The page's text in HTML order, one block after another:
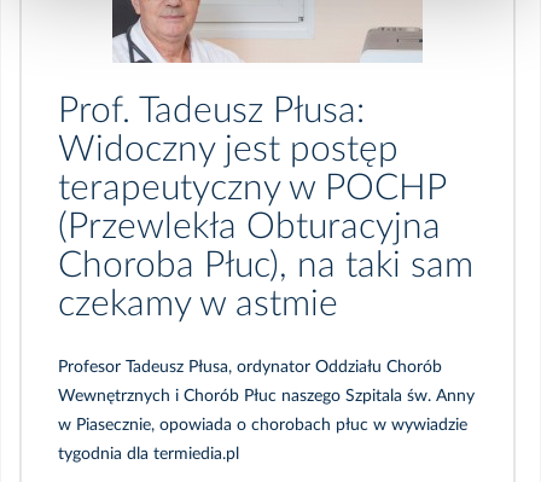
Prof. Tadeusz Płusa:
Widoczny jest postęp
terapeutyczny w POCHP
(Przewlekła Obturacyjna
Choroba Płuc), na taki sam
czekamy w astmie
Profesor Tadeusz Płusa, ordynator Oddziału Chorób
Wewnętrznych i Chorób Płuc naszego Szpitala św. Anny
w Piasecznie, opowiada o chorobach płuc w wywiadzie
tygodnia dla termiedia.pl